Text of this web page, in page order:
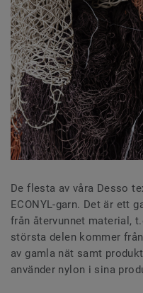
De flesta av våra Desso
ECONYL-garn. Det är ett
från återvunnet material,
största delen kommer
av gamla nät samt
använder nylon i sina